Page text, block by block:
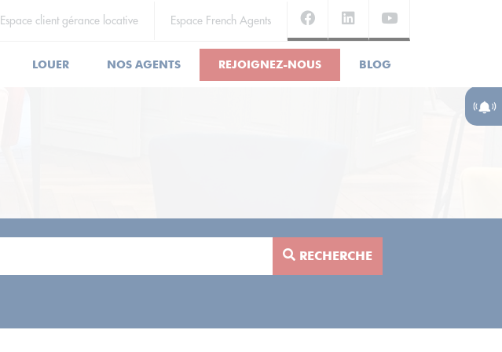
Espace client gérance locative Espace French Agents
LOUER NOS AGENTS REJOIGNEZ-NOUS BLOG
RECHERCHE